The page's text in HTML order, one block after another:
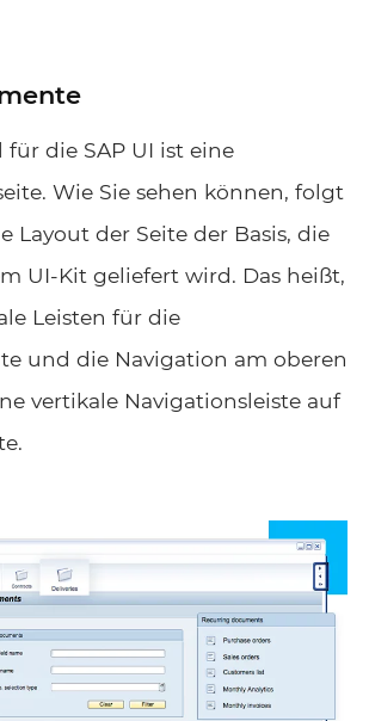
für die SAP UI ist eine
Wie Sie sehen können, folgt
Layout der Seite der Basis, die
UI-Kit geliefert wird. Das heißt,
Leisten für die
und die Navigation am oberen
vertikale Navigationsleiste auf